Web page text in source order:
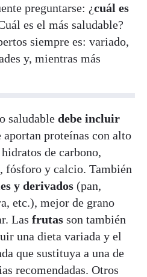
preguntarse: ¿cuál es
es el más saludable?
siempre es: variado,
y, mientras más
saludable debe incluir
aportan proteínas con alto
de carbono,
fósforo y calcio. También
y derivados (pan,
etc.), mejor de grano
Las frutas son también
una dieta variada y el
que sustituya a una de
recomendadas. Otros